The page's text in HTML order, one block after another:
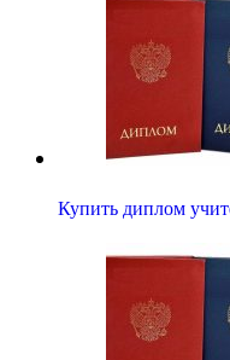
Купить диплом